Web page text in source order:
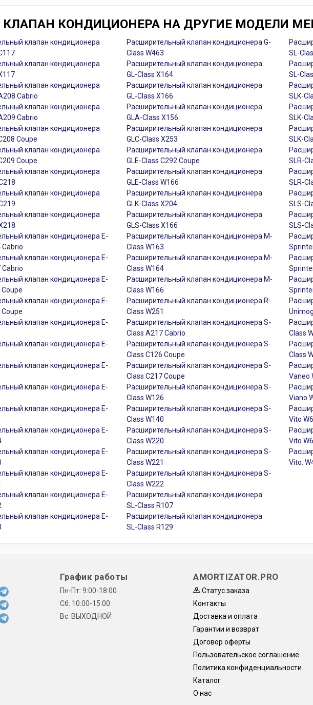
КОНДИЦИОНЕРА НА ДРУГИЕ МОДЕЛИ
клапан кондиционера
клапан кондиционера
клапан кондиционера
Cabrio
клапан кондиционера
Cabrio
клапан кондиционера
Coupe
клапан кондиционера
Coupe
клапан кондиционера
клапан кондиционера
клапан кондиционера
клапан кондиционера E-
Cabrio
клапан кондиционера E-
Cabrio
клапан кондиционера E-
Coupe
клапан кондиционера E-
Coupe
клапан кондиционера E-
клапан кондиционера E-
клапан кондиционера E-
клапан кондиционера E-
клапан кондиционера E-
клапан кондиционера E-
клапан кондиционера E-
клапан кондиционера E-
клапан кондиционера E-
клапан кондиционера E-
Расширительный клапан кондиционера G-
Class W463
Расширительный клапан кондиционера
GL-Class X164
Расширительный клапан кондиционера
GL-Class X166
Расширительный клапан кондиционера
GLA-Class X156
Расширительный клапан кондиционера
GLC-Class X253
Расширительный клапан кондиционера
GLE-Class C292 Coupe
Расширительный клапан кондиционера
GLE-Class W166
Расширительный клапан кондиционера
GLK-Class X204
Расширительный клапан кондиционера
GLS-Class X166
Расширительный клапан кондиционера M-
Class W163
Расширительный клапан кондиционера M-
Class W164
Расширительный клапан кондиционера M-
Class W166
Расширительный клапан кондиционера R-
Class W251
Расширительный клапан кондиционера S-
Class A217 Cabrio
Расширительный клапан кондиционера S-
Class C126 Coupe
Расширительный клапан кондиционера S-
Class C217 Coupe
Расширительный клапан кондиционера S-
Class W126
Расширительный клапан кондиционера S-
Class W140
Расширительный клапан кондиционера S-
Class W220
Расширительный клапан кондиционера S-
Class W221
Расширительный клапан кондиционера S-
Class W222
Расширительный клапан кондиционера
SL-Class R107
Расширительный клапан кондиционера
SL-Class R129
SL-
SL-
SLK-
SLK-
SLK-
SLR-
SLR-
SLS-
SLS-
Unimog
Class
Class
Vaneo
Viano
Vito
Vito
Vito.
График работы
Пн-Пт: 9:00-18:00
Сб: 10:00-15:00
Вс: ВЫХОДНОЙ
AMORTIZATOR.PRO
Статус заказа
Контакты
Доставка и оплата
Гарантии и возврат
Договор оферты
Пользовательское соглашение
Политика конфиденциальности
Каталог
О нас